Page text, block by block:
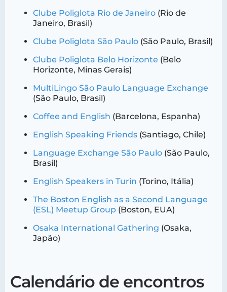
Clube Poliglota Rio de Janeiro (Rio de
Janeiro, Brasil)
Clube Poliglota São Paulo (São Paulo, Brasil)
Clube Poliglota Belo Horizonte (Belo
Horizonte, Minas Gerais)
MultiLingo São Paulo Language Exchange
(São Paulo, Brasil)
Coffee and English (Barcelona, Espanha)
English Speaking Friends (Santiago, Chile)
Language Exchange São Paulo (São Paulo,
Brasil)
English Speakers in Turin (Torino, Itália)
The Boston English as a Second Language
(ESL) Meetup Group (Boston, EUA)
Osaka International Gathering (Osaka,
Japão)
Calendário de encontros